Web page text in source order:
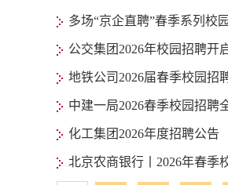
多场“京企直聘”春季系列校
公交集团2026年校园招聘开
地铁公司2026届春季校园招
中建一局2026春季校园招聘
化工集团2026年度招聘公告
北京农商银行丨2026年春季